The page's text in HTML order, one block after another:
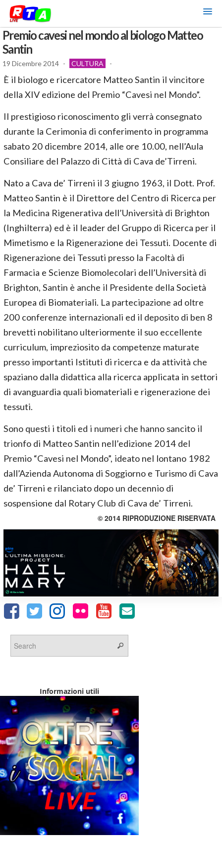
Premio cavesi nel mondo al biologo Matteo
Santin
19 Dicembre 2014 - CULTURA -
È il biologo e ricercatore Matteo Santin il vincitore
della XIV edizione del Premio “Cavesi nel Mondo”.
Il prestigioso riconoscimento gli verrà consegnato
durante la Cerimonia di conferimento in programma
sabato 20 dicembre 2014, alle ore 10.00, nell’Aula
Consiliare del Palazzo di Città di Cava de’Tirreni.
Nato a Cava de’ Tirreni il 3 giugno 1963, il Dott. Prof.
Matteo Santin è il Direttore del Centro di Ricerca per
la Medicina Rigenerativa dell’Università di Brighton
(Inghilterra) ed è il leader del Gruppo di Ricerca per il
Mimetismo e la Rigenerazione dei Tessuti. Docente di
Rigenerazione dei Tessuti presso la Facoltà di
Farmacia e Scienze Biomolecolari dell’Università di
Brighton, Santin è anche il Presidente della Società
Europea di Biomateriali. La partecipazione ad oltre
200 conferenze internazionali ed il deposito di ben 8
brevetti nobilitano ulteriormente il suo eccellente
curriculum, impreziosito da competenze maturate
presso importanti Istituti di ricerca e da attività che
spaziano dalla didattica alla ricerca applicata in settori
di avanguardia quali biomateriali e rigenerazione dei
tessuti.
Sono questi i titoli ed i numeri che hanno sancito il
trionfo di Matteo Santin nell’edizione 2014 del
Premio “Cavesi nel Mondo”, ideato nel lontano 1982
dall’Azienda Autonoma di Soggiorno e Turismo di Cava
de’ Tirreni e rilanciato dopo un decennio di
sospensione dal Rotary Club di Cava de’ Tirreni.
© 2014 RIPRODUZIONE RISERVATA
Informazioni utili